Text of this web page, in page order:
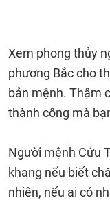
Xem phong thủy
phương Bắc cho
bản mệnh. Thậm
thành công mà
Người mệnh Cửu
khang nếu biết
nhiên, nếu ai có